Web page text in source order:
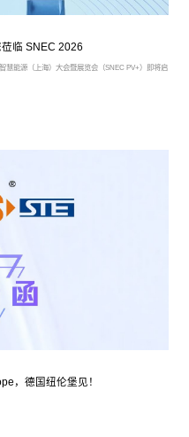
临 SNEC 2026
慧能源（上海）大会暨展览会（SNEC PV+）即将启
，德国纽伦堡见！